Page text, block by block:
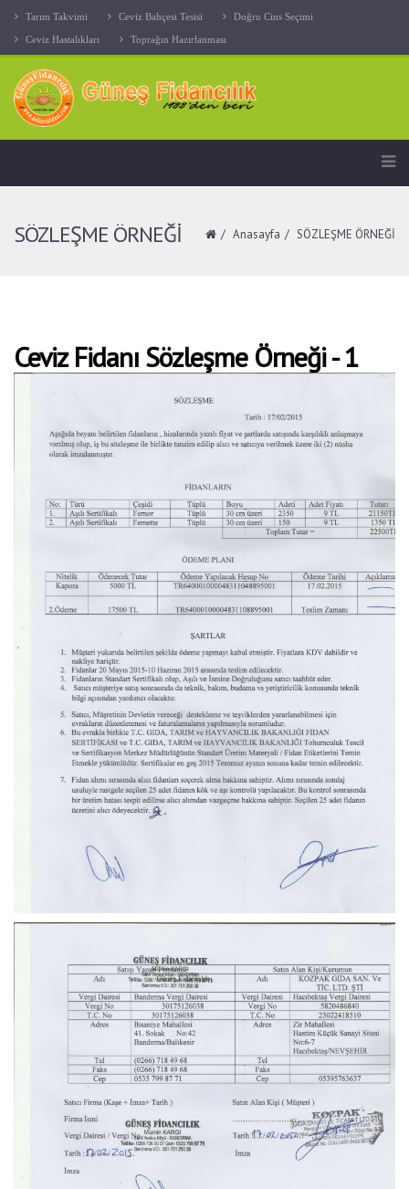
Tarım Takvimi Ceviz Bahçesi Tesisi Doğru Cins Seçimi
Ceviz Hastalıkları Toprağın Hazırlanması
SÖZLEŞME ÖRNEĞİ Anasayfa SÖZLEŞME ÖRNEĞİ
Ceviz Fidanı Sözleşme Örneği - 1